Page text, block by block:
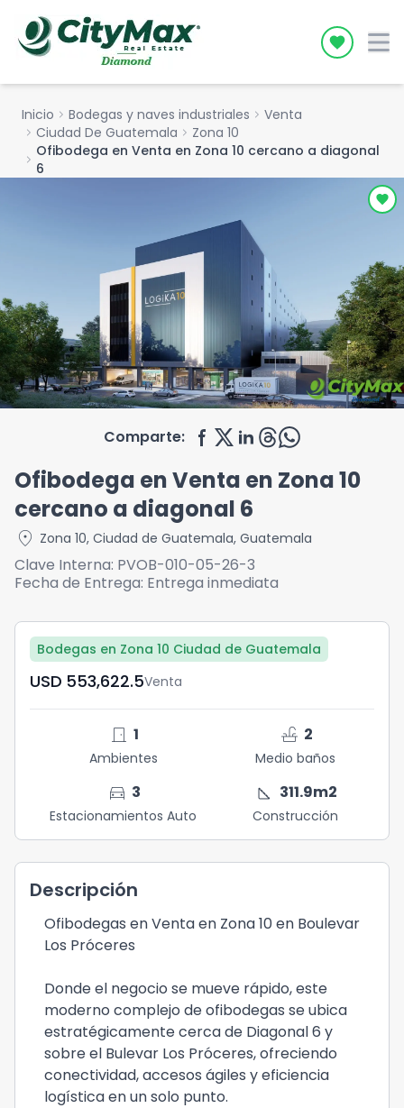
Icon
Inicio chevron_right Bodegas y naves industriales chevron_right Venta
chevron_right Ciudad De Guatemala chevron_right Zona 10
chevron_right Ofibodega en Venta en Zona 10 cercano a diagonal
6
Comparte:
Ofibodega en Venta en Zona 10
cercano a diagonal 6
location_on Zona 10, Ciudad de Guatemala, Guatemala
Clave Interna: PVOB-010-05-26-3
Fecha de Entrega: Entrega inmediata
Bodegas en Zona 10 Ciudad de Guatemala
USD	553,622.5Venta
door_front 1
Ambientes
faucet 2
Medio baños
directions_car 3
Estacionamientos Auto
square_foot 311.9m2
Construcción
Descripción
Ofibodegas en Venta en Zona 10 en Boulevar
Los Próceres
Donde el negocio se mueve rápido, este
moderno complejo de ofibodegas se ubica
estratégicamente cerca de Diagonal 6 y
sobre el Bulevar Los Próceres, ofreciendo
conectividad, accesos ágiles y eficiencia
logística en un solo punto.